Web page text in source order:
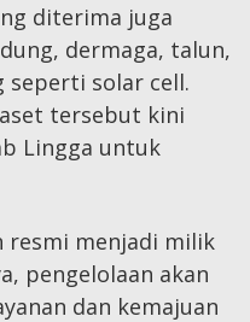
diterima juga
dermaga, talun,
seperti solar cell.
tersebut kini
Lingga untuk
resmi menjadi milik
pengelolaan akan
dan kemajuan